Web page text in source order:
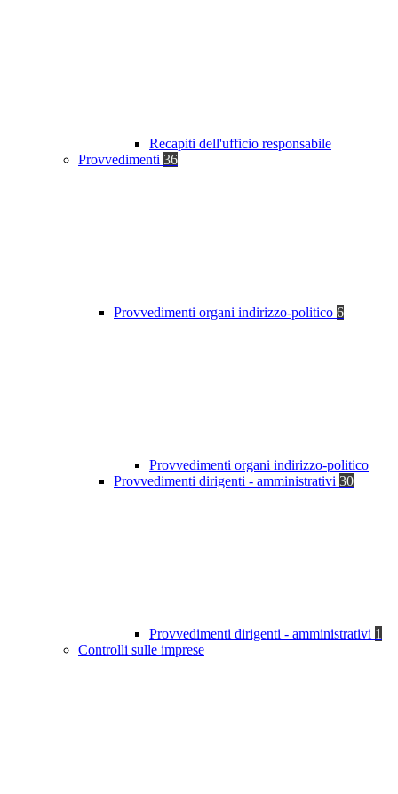
Recapiti dell'ufficio responsabile
Provvedimenti 36
Provvedimenti organi indirizzo-politico 6
Provvedimenti organi indirizzo-politico
Provvedimenti dirigenti - amministrativi 30
Provvedimenti dirigenti - amministrativi 1
Controlli sulle imprese